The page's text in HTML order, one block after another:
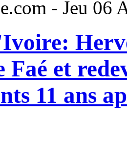
- Jeu 06
Faé et
11 ans